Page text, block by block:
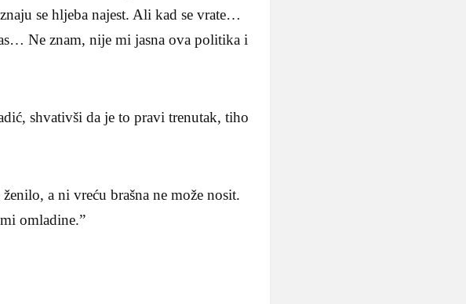
se hljeba najest. Ali kad se vrate…
Ne znam, nije mi jasna ova politika i
shvativši da je to pravi trenutak, tiho
a ni vreću brašna ne može nosit.
omladine.”